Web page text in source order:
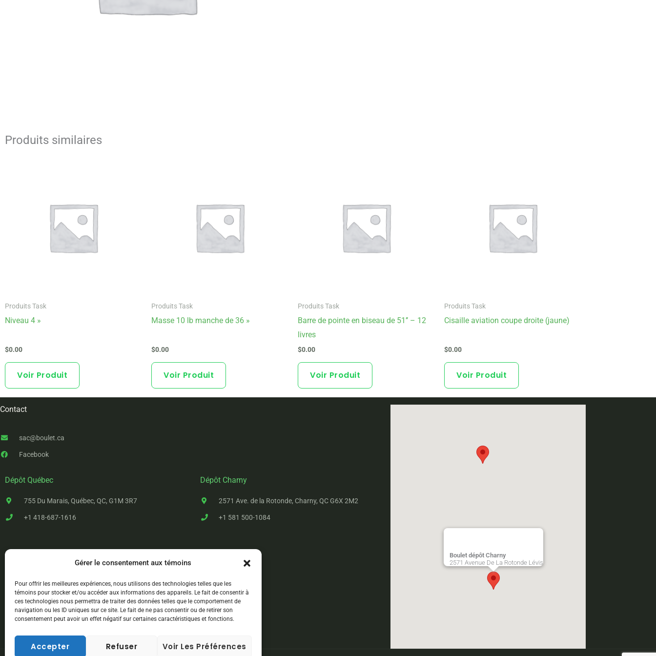
Gérer le consentement aux témoins
Pour offrir les meilleures expériences, nous utilisons des technologies telles que les
témoins pour stocker et/ou accéder aux informations des appareils. Le fait de consentir à
ces technologies nous permettra de traiter des données telles que le comportement de
navigation ou les ID uniques sur ce site. Le fait de ne pas consentir ou de retirer son
consentement peut avoir un effet négatif sur certaines caractéristiques et fonctions.
Accepter Refuser Voir Les Préférences
Produits similaires
Produits Task
Niveau 4 »
$0.00
Voir Produit
Produits Task
Masse 10 lb manche de 36 »
$0.00
Voir Produit
Produits Task
Barre de pointe en biseau de 51’’ – 12
livres
$0.00
Voir Produit
Produits Task
Cisaille aviation coupe droite (jaune)
$0.00
Voir Produit
Contact
sac@boulet.ca
Facebook
Dépôt Québec
755 Du Marais, Québec, QC, G1M 3R7
+1 418-687-1616
Dépôt Charny
2571 Ave. de la Rotonde, Charny, QC G6X 2M2
+1 581 500-1084
Boulet dépôt Charny
2571 Avenue De La Rotonde Lévis